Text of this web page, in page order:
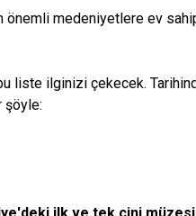
medeniyetlere ev
liste ilginizi çekecek.
şöyle: